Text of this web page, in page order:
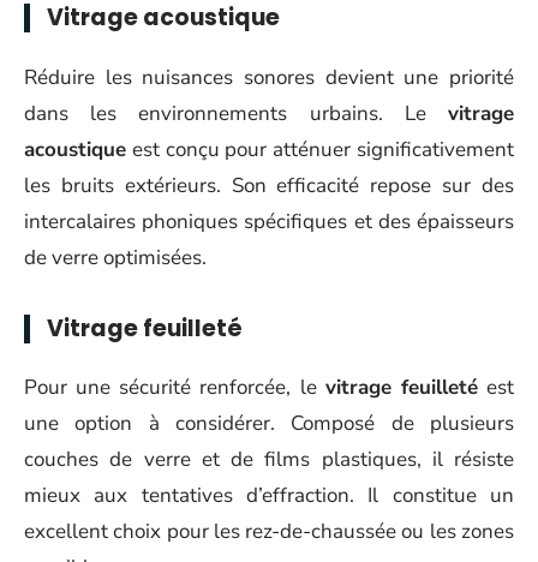
Vitrage acoustique
Réduire les nuisances sonores devient une priorité
dans les environnements urbains. Le vitrage
acoustique est conçu pour atténuer significativement
les bruits extérieurs. Son efficacité repose sur des
intercalaires phoniques spécifiques et des épaisseurs
de verre optimisées.
Vitrage feuilleté
Pour une sécurité renforcée, le vitrage feuilletéest
une option à considérer. Composé de plusieurs
couches de verre et de films plastiques, il résiste
mieux aux tentatives d’effraction. Il constitue un
excellent choix pour les rez-de-chaussée ou les zones